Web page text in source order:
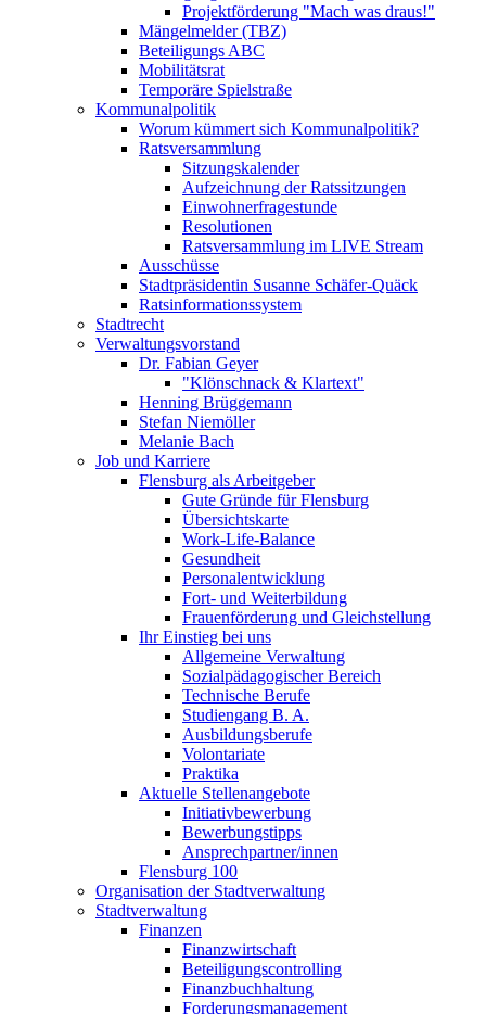
Projektförderung "Mach was draus!"
Mängelmelder (TBZ)
Beteiligungs ABC
Mobilitätsrat
Temporäre Spielstraße
Kommunalpolitik
Worum kümmert sich Kommunalpolitik?
Ratsversammlung
Sitzungskalender
Aufzeichnung der Ratssitzungen
Einwohnerfragestunde
Resolutionen
Ratsversammlung im LIVE Stream
Ausschüsse
Stadtpräsidentin Susanne Schäfer-Quäck
Ratsinformationssystem
Stadtrecht
Verwaltungsvorstand
Dr. Fabian Geyer
"Klönschnack & Klartext"
Henning Brüggemann
Stefan Niemöller
Melanie Bach
Job und Karriere
Flensburg als Arbeitgeber
Gute Gründe für Flensburg
Übersichtskarte
Work-Life-Balance
Gesundheit
Personalentwicklung
Fort- und Weiterbildung
Frauenförderung und Gleichstellung
Ihr Einstieg bei uns
Allgemeine Verwaltung
Sozialpädagogischer Bereich
Technische Berufe
Studiengang B. A.
Ausbildungsberufe
Volontariate
Praktika
Aktuelle Stellenangebote
Initiativbewerbung
Bewerbungstipps
Ansprechpartner/innen
Flensburg 100
Organisation der Stadtverwaltung
Stadtverwaltung
Finanzen
Finanzwirtschaft
Beteiligungscontrolling
Finanzbuchhaltung
Forderungsmanagement